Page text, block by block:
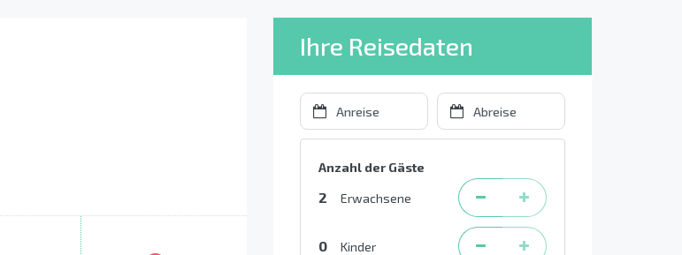
Ihre Reisedaten
Anzahl der Gäste
2 Erwachsene
0 Kinder